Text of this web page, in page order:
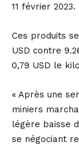
11 février 2023.
Ces produits
USD contre
0,79 USD le
« Après une
miniers
légère baisse
se négociant